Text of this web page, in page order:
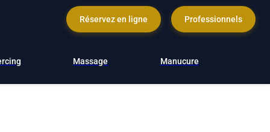
Réservez en ligne Professionnels
Massage Manucure